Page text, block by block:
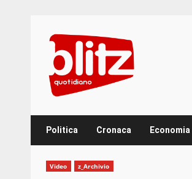
content
Politica Cronaca Economia
Video z_Archivio